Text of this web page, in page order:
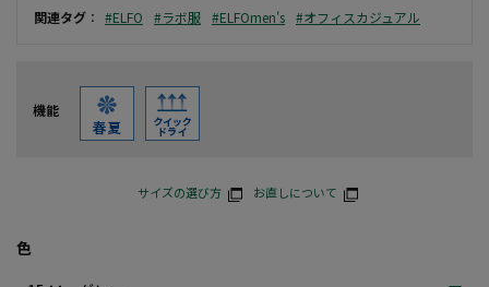
関連タグ ： #ELFO #ラボ服 #ELFOmen's #オフィスカジュアル
機能
サイズの選び方 お直しについて
色